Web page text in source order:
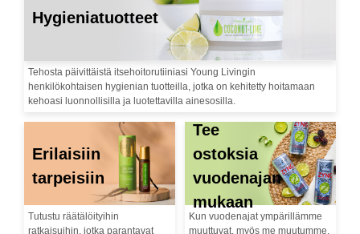
Hygieniatuotteet
Tehosta päivittäistä itsehoitorutiiniasi Young Livingin
henkilökohtaisen hygienian tuotteilla, jotka on kehitetty hoitamaan
kehoasi luonnollisilla ja luotettavilla ainesosilla.
Erilaisiin
tarpeisiin
Tutustu räätälöityihin
ratkaisuihin, jotka parantavat
Tee
ostoksia
vuodenajan
mukaan
Kun vuodenajat ympärillämme
muuttuvat, myös me muutumme.